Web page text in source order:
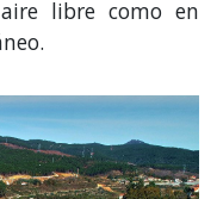
libre como en